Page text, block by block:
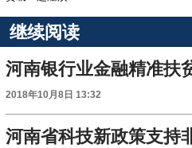
继续阅读
2018年10月8日 13:32
河南省科技新政策支持